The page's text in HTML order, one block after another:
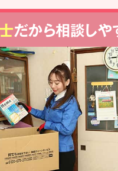
だから相談しや